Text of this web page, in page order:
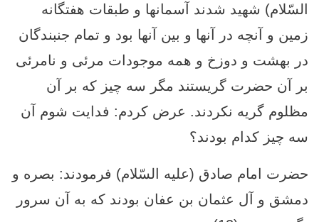
السّلام) شهيد شدند آسمانها و طبقات هفتگانه
زمين و آنچه در آنها و بين آنها بود و تمام جنبند‏گان
در بهشت و دوزخ و همه موجودات مرئى و نامرئى
بر آن حضرت گريستند مگر سه چيز كه بر آن
مظلوم گريه نكردند. عرض كردم: فدايت شوم آن
سه چيز كدام بودند؟
حضرت امام صادق (علیه السّلام) فرمودند: بصره و
دمشق و آل عثمان بن عفان بودند كه به آن سرور